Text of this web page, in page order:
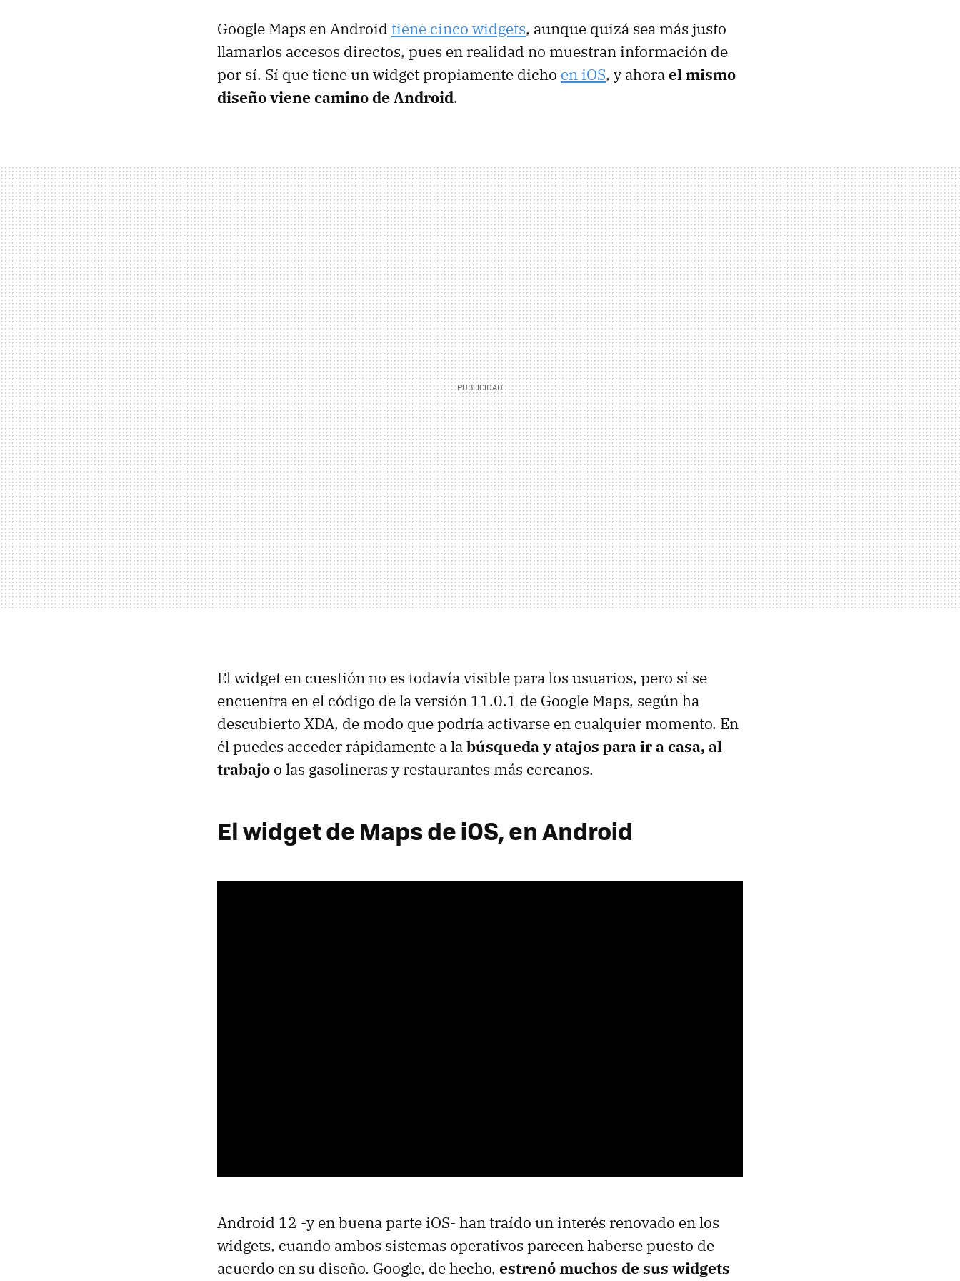
Google Maps en Android tiene cinco widgets, aunque quizá sea más justo
llamarlos accesos directos, pues en realidad no muestran información de
por sí. Sí que tiene un widget propiamente dicho en iOS, y ahorael mismo
diseño viene camino de Android.
El widget en cuestión no es todavía visible para los usuarios, pero sí se
encuentra en el código de la versión 11.0.1 de Google Maps, según ha
descubierto XDA, de modo que podría activarse en cualquier momento. En
él puedes acceder rápidamente a labúsqueda y atajos para ir a casa, al
trabajo o las gasolineras y restaurantes más cercanos.
El widget de Maps de iOS, en Android
Android 12 -y en buena parte iOS- han traído un interés renovado en los
widgets, cuando ambos sistemas operativos parecen haberse puesto de
acuerdo en su diseño. Google, de hecho, estrenó muchos de sus widgets